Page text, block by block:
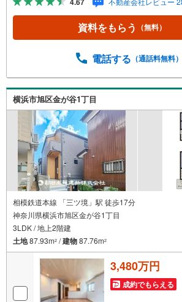
は地域密着を合言葉に全13店舗でそ
おります。広告掲載していない物
色々廻ったけど良い物件が無いな
でもお気軽にご相談ください！有資
資料をもらう （無料）
電話する （通話料無料）
横浜市旭区金が谷1丁目
相模鉄道本線 「三ツ境」駅 徒歩17分
神奈川県横浜市旭区金が谷1丁目
3LDK / 地上2階建
土地87.93m2 /建物87.76m2
3,480万円
成約でもらえる